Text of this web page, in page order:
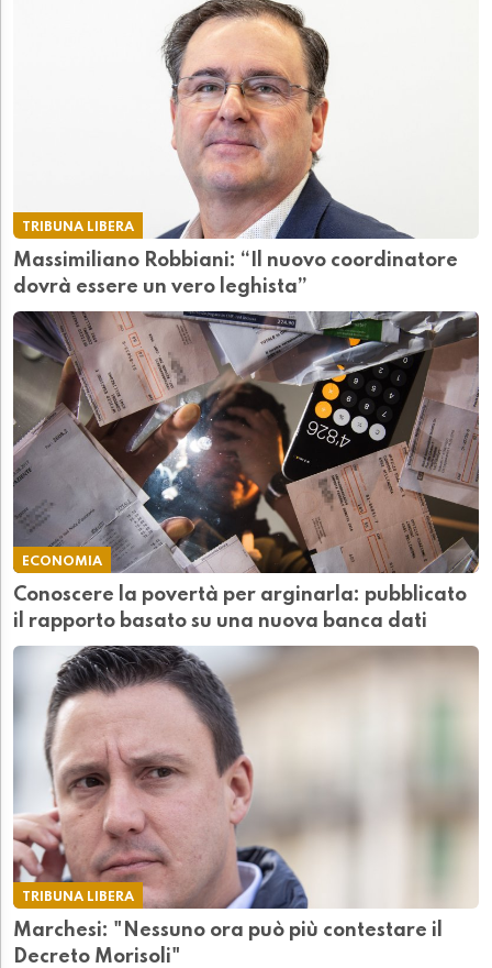
TRIBUNA LIBERA
Massimiliano Robbiani: “Il nuovo coordinatore
dovrà essere un vero leghista”
ECONOMIA
Conoscere la povertà per arginarla: pubblicato
il rapporto basato su una nuova banca dati
TRIBUNA LIBERA
Marchesi: "Nessuno ora può più contestare il
Decreto Morisoli"